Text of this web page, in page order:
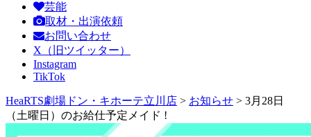
芸能
取材・出演依頼
お問い合わせ
X（旧ツイッター）
Instagram
TikTok
HeaRTS劇場ドン・キホーテ立川店 > お知らせ > 3月28日
（土曜日）のお給仕予定メイド !